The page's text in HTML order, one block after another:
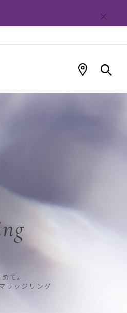
て。
リッジリング